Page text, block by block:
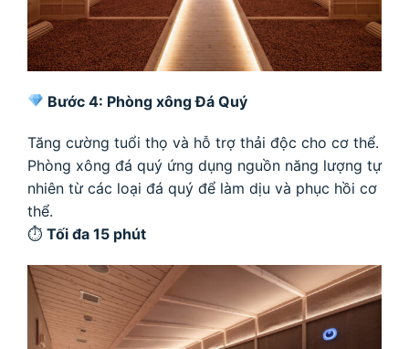
Bước 4: Phòng xông Đá Quý
Tăng cường tuổi thọ và hỗ trợ thải độc cho cơ thể.
Phòng xông đá quý ứng dụng nguồn năng lượng tự
nhiên từ các loại đá quý để làm dịu và phục hồi cơ
thể.
⏱ Tối đa 15 phút